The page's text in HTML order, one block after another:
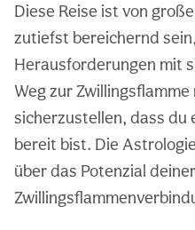
Diese Reise ist von
zutiefst bereichernd
Herausforderungen mit
Weg zur
sicherzustellen, dass du
bereit bist. Die
über das Potenzial deiner